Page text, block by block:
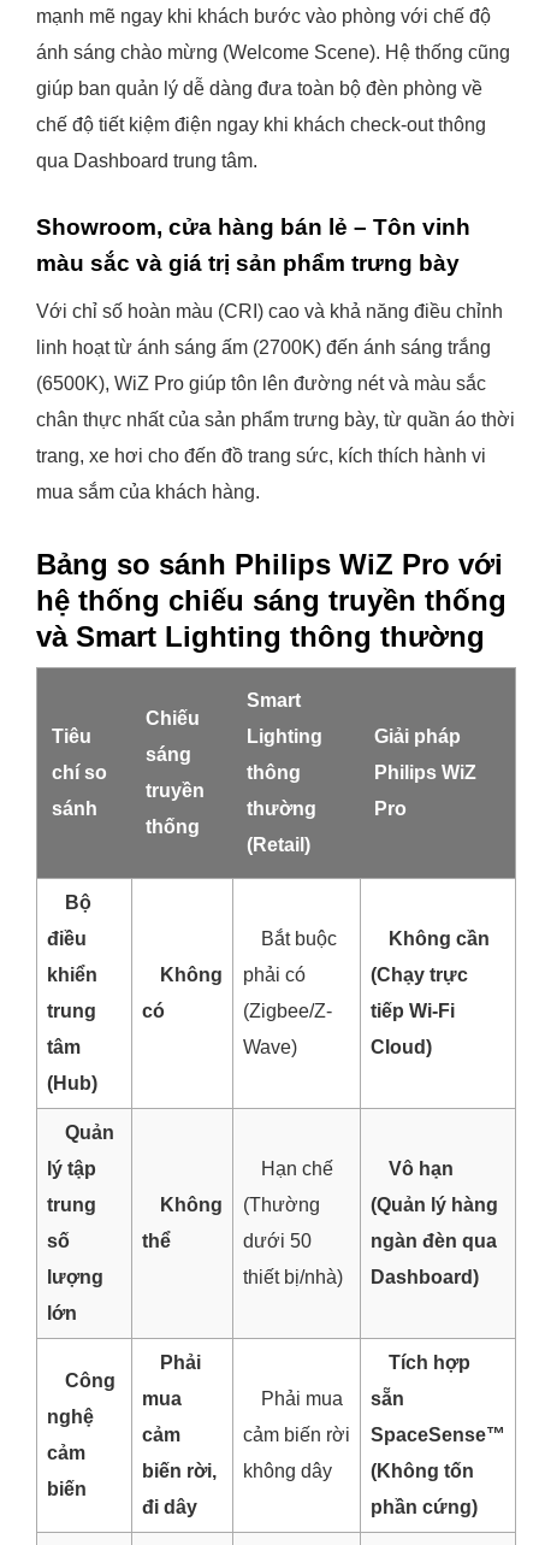
mạnh mẽ ngay khi khách bước vào phòng với chế độ
ánh sáng chào mừng (Welcome Scene). Hệ thống cũng
giúp ban quản lý dễ dàng đưa toàn bộ đèn phòng về
chế độ tiết kiệm điện ngay khi khách check-out thông
qua Dashboard trung tâm.
Showroom, cửa hàng bán lẻ – Tôn vinh
màu sắc và giá trị sản phẩm trưng bày
Với chỉ số hoàn màu (CRI) cao và khả năng điều chỉnh
linh hoạt từ ánh sáng ấm (2700K) đến ánh sáng trắng
(6500K), WiZ Pro giúp tôn lên đường nét và màu sắc
chân thực nhất của sản phẩm trưng bày, từ quần áo thời
trang, xe hơi cho đến đồ trang sức, kích thích hành vi
mua sắm của khách hàng.
Bảng so sánh Philips WiZ Pro với
hệ thống chiếu sáng truyền thống
và Smart Lighting thông thường
Tiêu
chí so
sánh
Chiếu
sáng
truyền
thống
Smart
Lighting
thông
thường
(Retail)
Giải pháp
Philips WiZ
Pro
Bộ
điều
khiển
trung
tâm
(Hub)
Không
có
Bắt buộc
phải có
(Zigbee/Z-
Wave)
Không cần
(Chạy trực
tiếp Wi-Fi
Cloud)
Quản
lý tập
trung
số
lượng
lớn
Không
thể
Hạn chế
(Thường
dưới 50
thiết bị/nhà)
Vô hạn
(Quản lý hàng
ngàn đèn qua
Dashboard)
Công
nghệ
cảm
biến
Phải
mua
cảm
biến rời,
đi dây
Phải mua
cảm biến rời
không dây
Tích hợp
sẵn
SpaceSense™
(Không tốn
phần cứng)